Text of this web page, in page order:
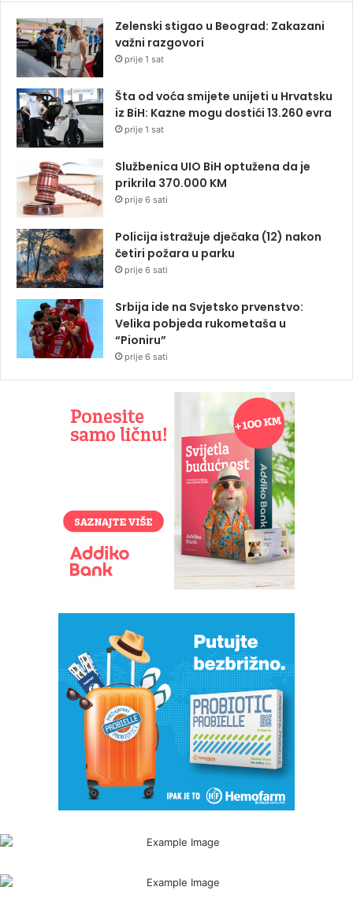
Zelenski stigao u Beograd: Zakazani
važni razgovori
prije 1 sat
Šta od voća smijete unijeti u Hrvatsku
iz BiH: Kazne mogu dostići 13.260 evra
prije 1 sat
Službenica UIO BiH optužena da je
prikrila 370.000 KM
prije 6 sati
Policija istražuje dječaka (12) nakon
četiri požara u parku
prije 6 sati
Srbija ide na Svjetsko prvenstvo:
Velika pobjeda rukometaša u
“Pioniru”
prije 6 sati